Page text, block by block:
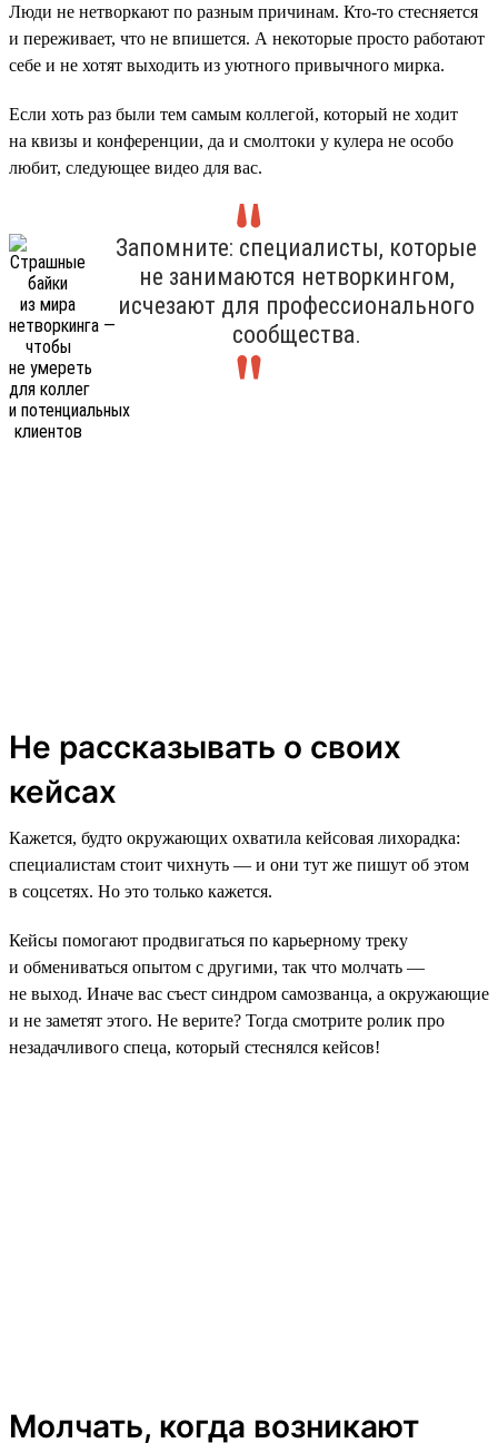
Люди не нетворкают по разным причинам. Кто-то стесняется
и переживает, что не впишется. А некоторые просто работают
себе и не хотят выходить из уютного привычного мирка.
Если хоть раз были тем самым коллегой, который не ходит
на квизы и конференции, да и смолтоки у кулера не особо
любит, следующее видео для вас.
Запомните: специалисты, которые
не занимаются нетворкингом,
исчезают для профессионального
сообщества.
Не рассказывать о своих
кейсах
Кажется, будто окружающих охватила кейсовая лихорадка:
специалистам стоит чихнуть — и они тут же пишут об этом
в соцсетях. Но это только кажется.
Кейсы помогают продвигаться по карьерному треку
и обмениваться опытом с другими, так что молчать —
не выход. Иначе вас съест синдром самозванца, а окружающие
и не заметят этого. Не верите? Тогда смотрите ролик про
незадачливого спеца, который стеснялся кейсов!
Молчать, когда возникают